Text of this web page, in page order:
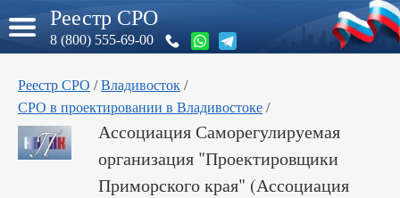
Реестр СРО
8 (800) 555-69-00
Реестр СРО /Владивосток /
СРО в проектировании в Владивостоке /
Ассоциация Саморегулируемая
организация "Проектировщики
Приморского края" (Ассоциация